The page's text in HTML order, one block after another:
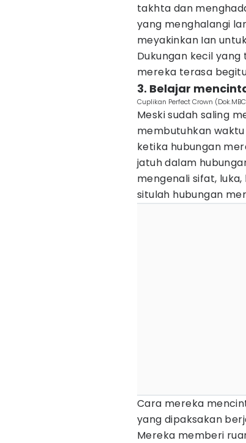
takhta dan
yang menghalangi
meyakinkan Ian
Dukungan kecil
mereka terasa
3. Belajar
Cuplikan Perfect Crown
Meski sudah saling
membutuhkan
ketika hubungan
jatuh dalam
mengenali sifat,
situlah hubungan
Cara mereka
yang dipaksakan
Mereka memberi